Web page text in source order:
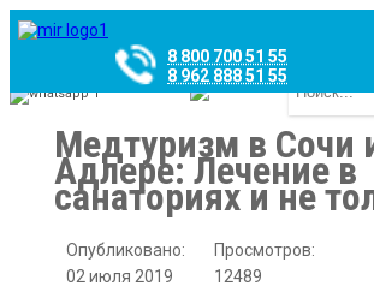
8 800 700 51 55
8 962 888 51 55
Whatsapp
Viber
Медтуризм в Сочи
Адлере: Лечение в
санаториях и не
Опубликовано:
02 июля 2019
Просмотров:
12489